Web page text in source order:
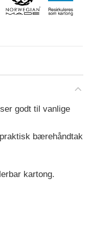
godt til vanlige
bærehåndtak
kartong.